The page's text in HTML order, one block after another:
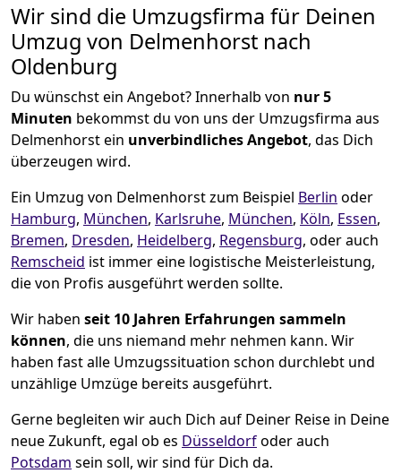
Wir sind die Umzugsfirma für Deinen
Umzug von Delmenhorst nach
Oldenburg
Du wünschst ein Angebot? Innerhalb von nur 5
Minuten bekommst du von uns der Umzugsfirma aus
Delmenhorst ein unverbindliches Angebot, das Dich
überzeugen wird.
Ein Umzug von Delmenhorst zum Beispiel Berlin oder
Hamburg, München, Karlsruhe, München, Köln, Essen,
Bremen, Dresden, Heidelberg, Regensburg, oder auch
Remscheid ist immer eine logistische Meisterleistung,
die von Profis ausgeführt werden sollte.
Wir haben seit 10 Jahren Erfahrungen sammeln
können, die uns niemand mehr nehmen kann. Wir
haben fast alle Umzugssituation schon durchlebt und
unzählige Umzüge bereits ausgeführt.
Gerne begleiten wir auch Dich auf Deiner Reise in Deine
neue Zukunft, egal ob es Düsseldorfoder auch
Potsdam sein soll, wir sind für Dich da.